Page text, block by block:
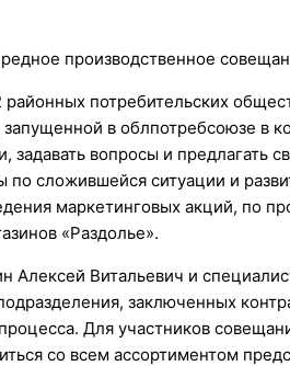
производственное
потребительских
в облпотребсоюзе в
задавать вопросы и предлагать
сложившейся ситуации и
маркетинговых акций, по
«Раздолье».
Алексей Витальевич и
заключенных
Для участников
со всем ассортиментом